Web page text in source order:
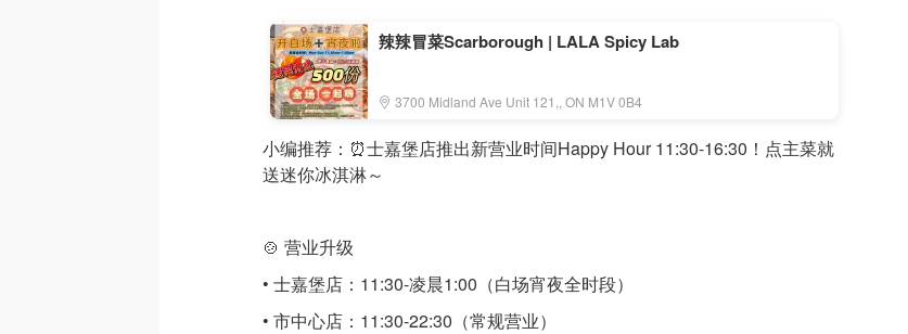
辣辣冒菜Scarborough | LALA Spicy Lab
3700 Midland Ave Unit 121,, ON M1V 0B4
小编推荐：⏰士嘉堡店推出新营业时间Happy Hour 11:30-16:30！点主菜就
送迷你冰淇淋～
🍲 营业升级
• 士嘉堡店：11:30-凌晨1:00（白场宵夜全时段）
• 市中心店：11:30-22:30（常规营业）